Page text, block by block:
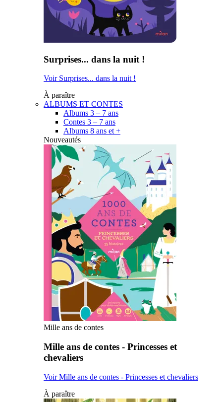
Surprises... dans la nuit !
Voir Surprises... dans la nuit !
À paraître
ALBUMS ET CONTES
Albums 3 – 7 ans
Contes 3 – 7 ans
Albums 8 ans et +
Nouveautés
Mille ans de contes
Mille ans de contes - Princesses et
chevaliers
Voir Mille ans de contes - Princesses et chevaliers
À paraître